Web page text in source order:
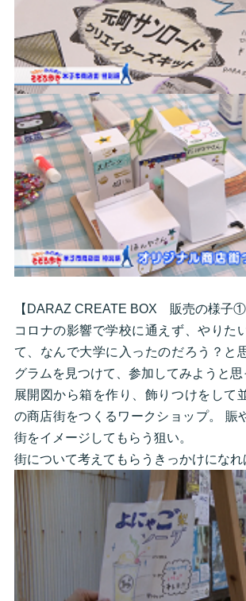
【DARAZ CREATE BOX 販売の様子①
コロナの影響で学校に通えず、やりた
て、なんで大学に入ったのだろう？と
グラムを見つけて、参加してみようと思
展開図から箱を作り、飾りつけをして
の商店街をつくるワークショップ。 賑
街をイメージしてもらう狙い。
街について考えてもらうきっかけになれ